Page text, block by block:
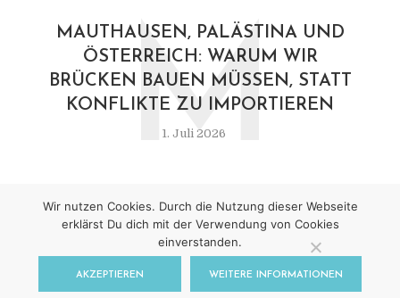
MAUTHAUSEN, PALÄSTINA UND
ÖSTERREICH: WARUM WIR
BRÜCKEN BAUEN MÜSSEN, STATT
KONFLIKTE ZU IMPORTIEREN
1. Juli 2026
M
Wir nutzen Cookies. Durch die Nutzung dieser Webseite
erklärst Du dich mit der Verwendung von Cookies
einverstanden.
AKZEPTIEREN WEITERE INFORMATIONEN